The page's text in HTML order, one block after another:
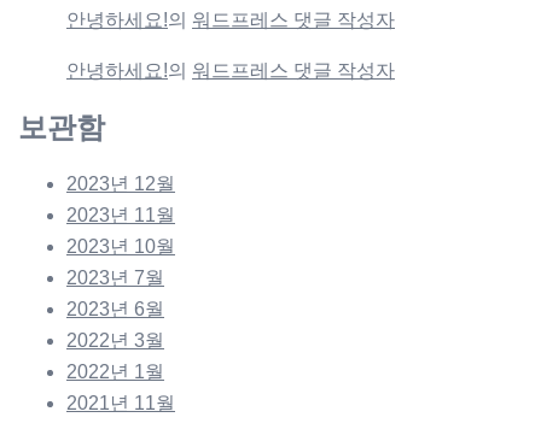
안녕하세요!의 워드프레스 댓글 작성자
안녕하세요!의 워드프레스 댓글 작성자
보관함
2023년 12월
2023년 11월
2023년 10월
2023년 7월
2023년 6월
2022년 3월
2022년 1월
2021년 11월